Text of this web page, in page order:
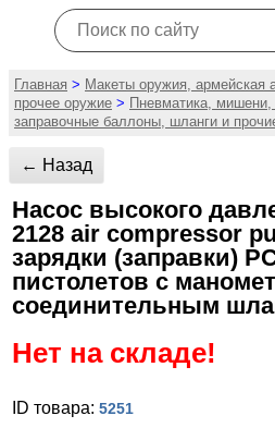
Главная > Макеты оружия, армейская
прочее оружие > Пневматика, мишени,
заправочные баллоны, шланги и
← Назад
Насос высокого
2128 air compressor
зарядки (заправки)
пистолетов с
соединительным
Нет на складе!
ID товара: 5251